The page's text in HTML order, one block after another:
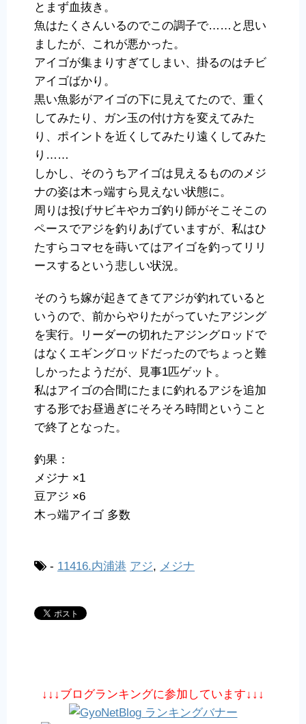
とまず血抜き。
魚はたくさんいるのでこの調子で……と思い
ましたが、これが悪かった。
アイゴが集まりすぎてしまい、掛るのはチビ
アイゴばかり。
黒い魚影がアイゴの下に見えてたので、重く
してみたり、ガン玉の付け方を変えてみた
り、ポイントを近くしてみたり遠くしてみた
り……
しかし、そのうちアイゴは見えるもののメジ
ナの姿は木っ端すら見えない状態に。
周りは投げサビキやカゴ釣り師がそこそこの
ペースでアジを釣りあげていますが、私はひ
たすらコマセを蒔いてはアイゴを釣ってリリ
ースするという悲しい状況。
そのうち嫁が起きてきてアジが釣れていると
いうので、前からやりたがっていたアジング
を実行。リーダーの切れたアジングロッドで
はなくエギングロッドだったのでちょっと難
しかったようだが、見事1匹ゲット。
私はアイゴの合間にたまに釣れるアジを追加
する形でお昼過ぎにそろそろ時間ということ
で終了となった。
釣果：
メジナ ×1
豆アジ ×6
木っ端アイゴ 多数
- 11416.内浦港 アジ, メジナ
↓↓↓ブログランキングに参加しています↓↓↓